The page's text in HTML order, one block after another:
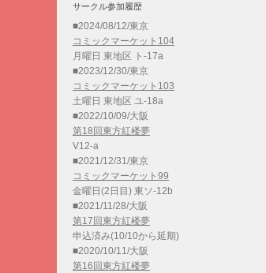
サークル参加履歴
■2024/08/12/東京
コミックマーケット104
月曜日 東地区 ト-17a
■2023/12/30/東京
コミックマーケット103
土曜日 東地区 ユ-18a
■2022/10/09/大阪
第18回東方紅楼夢
V12-a
■2021/12/31/東京
コミックマーケット99
金曜日(2日目) 東ソ-12b
■2021/11/28/大阪
第17回東方紅楼夢
申込済み(10/10から延期)
■2020/10/11/大阪
第16回東方紅楼夢